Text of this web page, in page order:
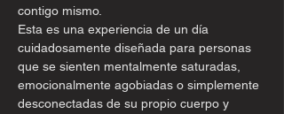
contigo mismo.
Esta es una experiencia de un día
cuidadosamente diseñada para personas
que se sienten mentalmente saturadas,
emocionalmente agobiadas o simplemente
desconectadas de su propio cuerpo y